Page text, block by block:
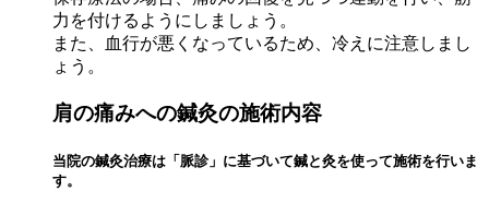
力を付けるようにしましょう。
また、血行が悪くなっているため、冷えに注意しまし
ょう。
肩の痛みへの鍼灸の施術内容
当院の鍼灸治療は「脈診」に基づいて鍼と灸を使って施術を行いま
す。